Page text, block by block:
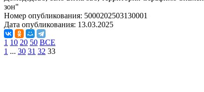
зон"
Номер опубликования: 5000202503130001
Дата опубликования: 13.03.2025
1 10 20 50 ВСЕ
1 ... 30 31 32 33